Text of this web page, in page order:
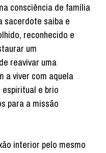
consciência de família
sacerdote saiba e
reconhecido e
um
reavivar uma
a viver com aquela
espiritual e brio
para a missão
interior pelo mesmo